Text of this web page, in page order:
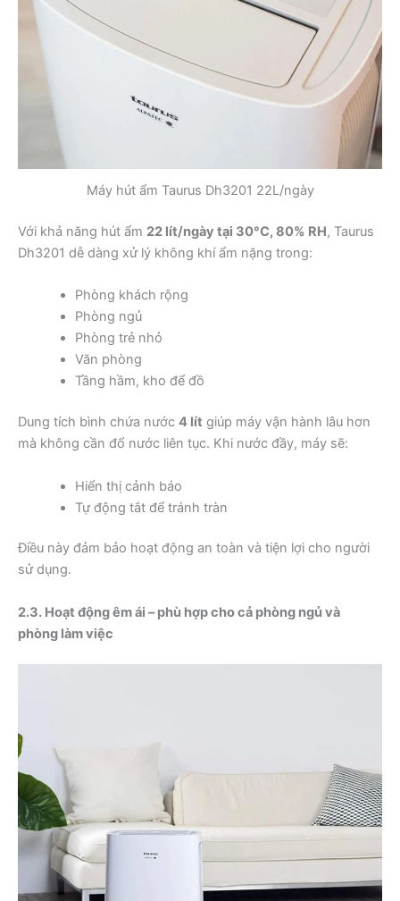
Máy hút ẩm Taurus Dh3201 22L/ngày
Với khả năng hút ẩm 22 lít/ngày tại 30°C, 80% RH, Taurus
Dh3201 dễ dàng xử lý không khí ẩm nặng trong:
Phòng khách rộng
Phòng ngủ
Phòng trẻ nhỏ
Văn phòng
Tầng hầm, kho để đồ
Dung tích bình chứa nước 4 lít giúp máy vận hành lâu hơn
mà không cần đổ nước liên tục. Khi nước đầy, máy sẽ:
Hiển thị cảnh báo
Tự động tắt để tránh tràn
Điều này đảm bảo hoạt động an toàn và tiện lợi cho người
sử dụng.
2.3. Hoạt động êm ái – phù hợp cho cả phòng ngủ và
phòng làm việc